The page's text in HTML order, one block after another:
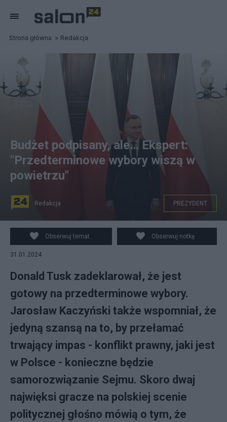
Strona główna Redakcja
Prezydent RP Andrzej Duda Fot. PAP/Radek Pietruszka
Budżet podpisany, ale… Ekspert:
"Przedterminowe wybory wiszą w
powietrzu"
Redakcja PREZYDENT
Obserwuj temat Obserwuj notkę
31.01.2024
Donald Tusk zadeklarował, że jest
gotowy na przedterminowe wybory.
Jarosław Kaczyński także wspomniał, że
jedyną szansą na to, by przełamać
trwający impas - konflikt prawny, jaki jest
w Polsce - konieczne będzie
samorozwiązanie Sejmu. Skoro dwaj
najwięksi gracze na polskiej scenie
politycznej głośno mówią o tym, że